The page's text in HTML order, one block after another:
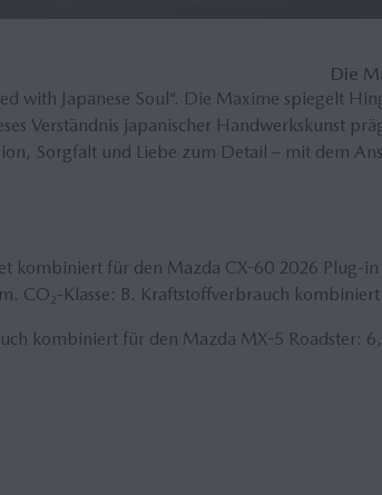
Die
with Japanese Soul“. Die Maxime spiegelt
Verständnis japanischer Handwerkskunst
Sorgfalt und Liebe zum Detail – mit dem
kombiniert für den Mazda CX-60 2026
CO₂-Klasse: B. Kraftstoffverbrauch
kombiniert für den Mazda MX-5 Roadster: